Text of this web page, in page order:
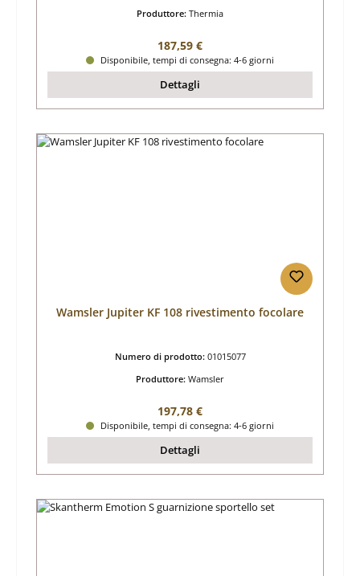
Produttore: Thermia
Prezzo normale:
187,59 €
Disponibile, tempi di consegna: 4-6 giorni
Dettagli
Wamsler Jupiter KF 108 rivestimento focolare
Numero di prodotto: 01015077
Produttore: Wamsler
Prezzo normale:
197,78 €
Disponibile, tempi di consegna: 4-6 giorni
Dettagli